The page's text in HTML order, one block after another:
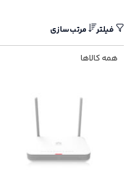
فیلتر مرتب‌سازی
همه کالاها